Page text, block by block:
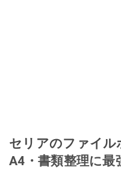
セリアのファイル
A4・書類整理に最